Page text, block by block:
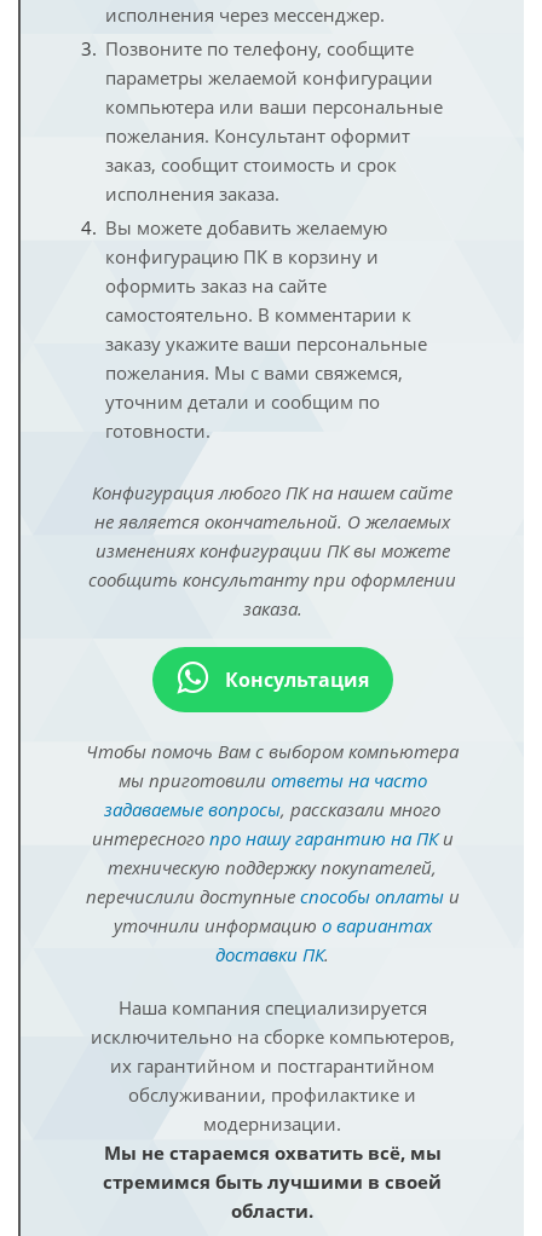
исполнения через мессенджер.
Позвоните по телефону, сообщите
параметры желаемой конфигурации
компьютера или ваши персональные
пожелания. Консультант оформит
заказ, сообщит стоимость и срок
исполнения заказа.
Вы можете добавить желаемую
конфигурацию ПК в корзину и
оформить заказ на сайте
самостоятельно. В комментарии к
заказу укажите ваши персональные
пожелания. Мы с вами свяжемся,
уточним детали и сообщим по
готовности.
Конфигурация любого ПК на нашем сайте
не является окончательной. О желаемых
изменениях конфигурации ПК вы можете
сообщить консультанту при оформлении
заказа.
Консультация
Чтобы помочь Вам с выбором компьютера
мы приготовили ответы на часто
задаваемые вопросы, рассказали много
интересного про нашу гарантию на ПКи
техническую поддержку покупателей,
перечислили доступные способы оплатыи
уточнили информацию о вариантах
доставки ПК.
Наша компания специализируется
исключительно на сборке компьютеров,
их гарантийном и постгарантийном
обслуживании, профилактике и
модернизации.
Мы не стараемся охватить всё, мы
стремимся быть лучшими в своей
области.